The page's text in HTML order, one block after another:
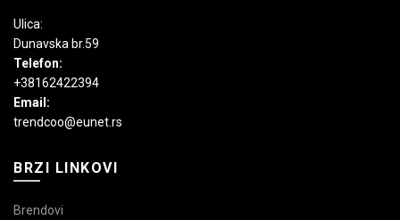
Ulica:
Dunavska br.59
Telefon:
+38162422394
Email:
trendcoo@eunet.rs
BRZI LINKOVI
Brendovi